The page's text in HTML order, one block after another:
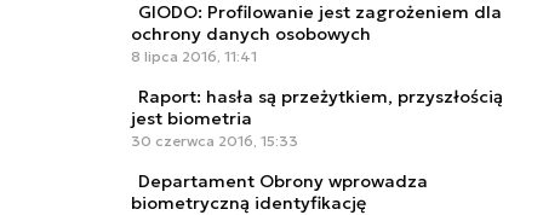
GIODO: Profilowanie jest zagrożeniem dla
ochrony danych osobowych
8 lipca 2016, 11:41
Raport: hasła są przeżytkiem, przyszłością
jest biometria
30 czerwca 2016, 15:33
Departament Obrony wprowadza
biometryczną identyfikację